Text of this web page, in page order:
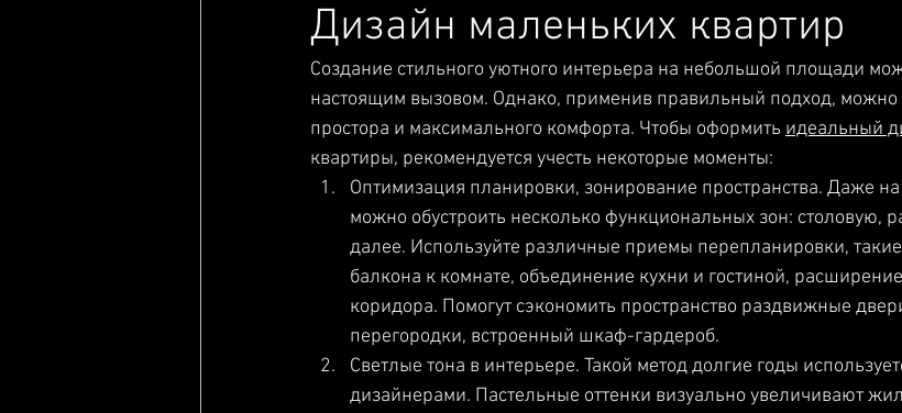
Дизайн маленьких квартир
Создание стильного уютного интерьера на небольшой площади
настоящим вызовом. Однако, применив правильный подход, можно
простора и максимального комфорта. Чтобы оформить идеальный
квартиры, рекомендуется учесть некоторые моменты:
Оптимизация планировки, зонирование пространства. Даже
можно обустроить несколько функциональных зон: столовую,
далее. Используйте различные приемы перепланировки,
балкона к комнате, объединение кухни и гостиной,
коридора. Помогут сэкономить пространство раздвижные
перегородки, встроенный шкаф-гардероб.
Светлые тона в интерьере. Такой метод долгие годы
дизайнерами. Пастельные оттенки визуально увеличивают